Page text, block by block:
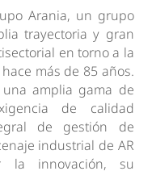
Arania, un grupo
trayectoria y gran
en torno a la
más de 85 años.
amplia gama de
de calidad
de gestión de
industrial de AR
la innovación, su